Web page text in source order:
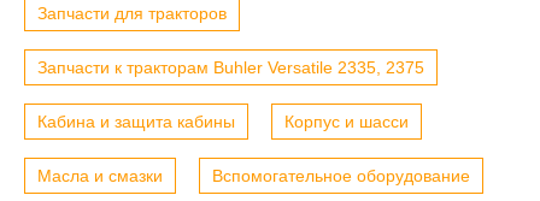
Запчасти для тракторов
Запчасти к тракторам Buhler Versatile 2335, 2375
Кабина и защита кабины Корпус и шасси
Масла и смазки Вспомогательное оборудование